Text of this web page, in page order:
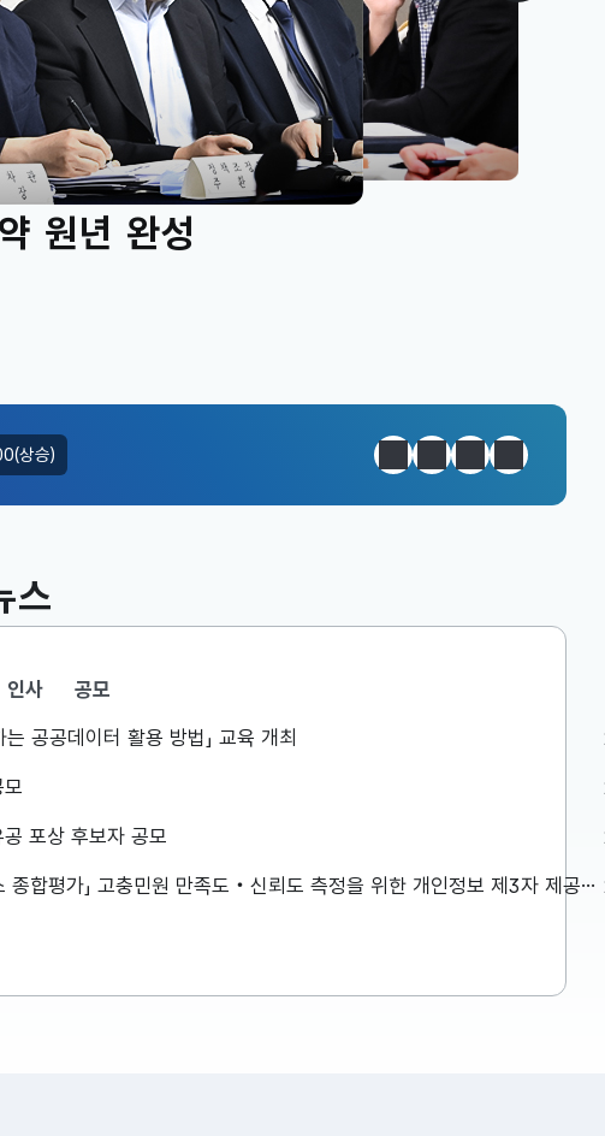
원년 완성
상승)
)
정지이전다음일일경제지
비 경쟁력강화
2차관은 8.6일
쟁력강화위원회
스
공공데이터 활용 방법」 교육 개최
포상 후보자 공모
「2026년 민원서비스 종합평가」 고충민원 만족도‧신뢰도 측정을 위한 개인정보 제3자 제공사항 공고
인사 공모